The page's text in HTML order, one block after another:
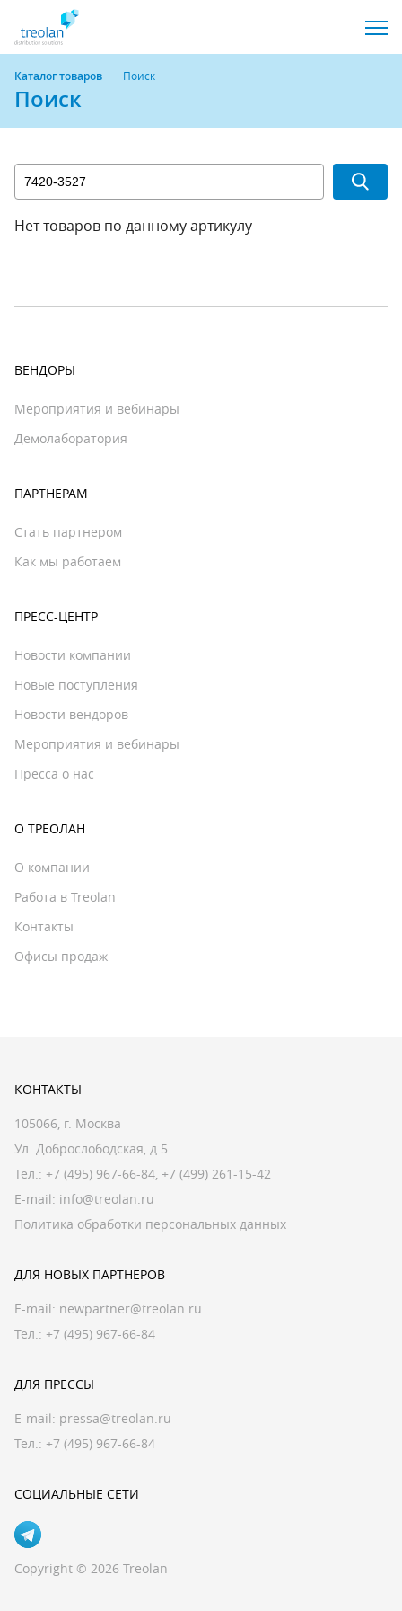
Каталог товаров Поиск
Поиск
Нет товаров по данному артикулу
ВЕНДОРЫ
Мероприятия и вебинары
Демолаборатория
ПАРТНЕРАМ
Стать партнером
Как мы работаем
ПРЕСС-ЦЕНТР
Новости компании
Новые поступления
Новости вендоров
Мероприятия и вебинары
Пресса о нас
О ТРЕОЛАН
О компании
Работа в Treolan
Контакты
Офисы продаж
КОНТАКТЫ
105066, г. Москва
Ул. Доброслободская, д.5
Тел.: +7 (495) 967-66-84, +7 (499) 261-15-42
E-mail: info@treolan.ru
Политика обработки персональных данных
ДЛЯ НОВЫХ ПАРТНЕРОВ
E-mail: newpartner@treolan.ru
Тел.: +7 (495) 967-66-84
ДЛЯ ПРЕССЫ
E-mail: pressa@treolan.ru
Тел.: +7 (495) 967-66-84
СОЦИАЛЬНЫЕ СЕТИ
Copyright © 2026 Treolan